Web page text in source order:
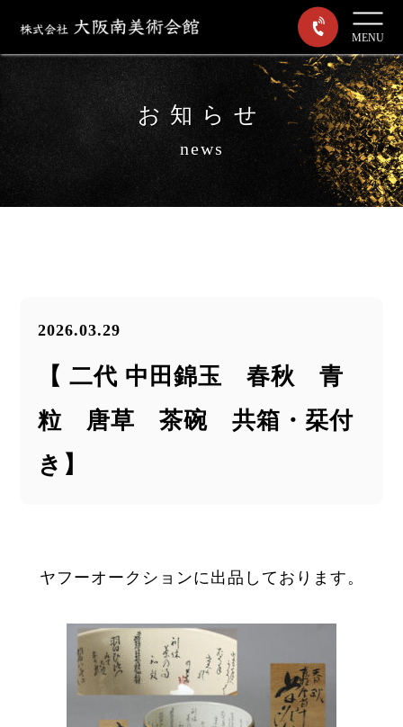
MENU
お知らせ
news
2026.03.29
【 二代 中田錦玉 春秋 青
粒 唐草 茶碗 共箱・栞付
き】
ヤフーオークションに出品しております。